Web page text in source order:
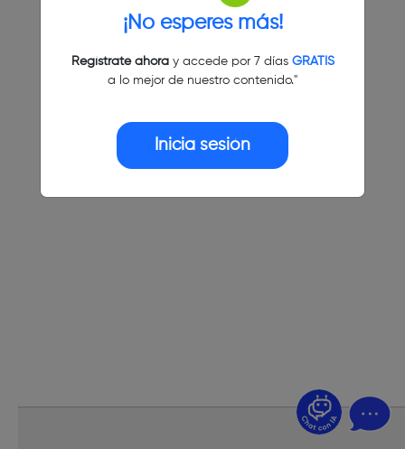
¡No esperes más!
Regístrate ahoray accede por 7 días GRATIS
a lo mejor de nuestro contenido."
Inicia sesión